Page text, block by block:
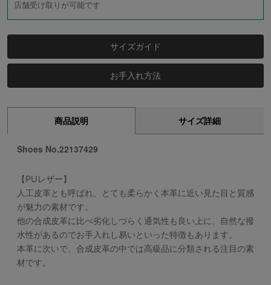
店舗受け取りが可能です
サイズガイド
お手入れ方法
商品説明 サイズ詳細
Shoes No.22137429
【PUレザー】
人工皮革とも呼ばれ、とても柔らかく本革に近い見た目と質感
が魅力の素材です。
他の合成皮革に比べ劣化しづらく通気性も良い上に、自然な撥
水性があるのでお手入れし易いといった特徴もあります。
本革に次いで、合成皮革の中では高級品に分類される注目の素
材です。